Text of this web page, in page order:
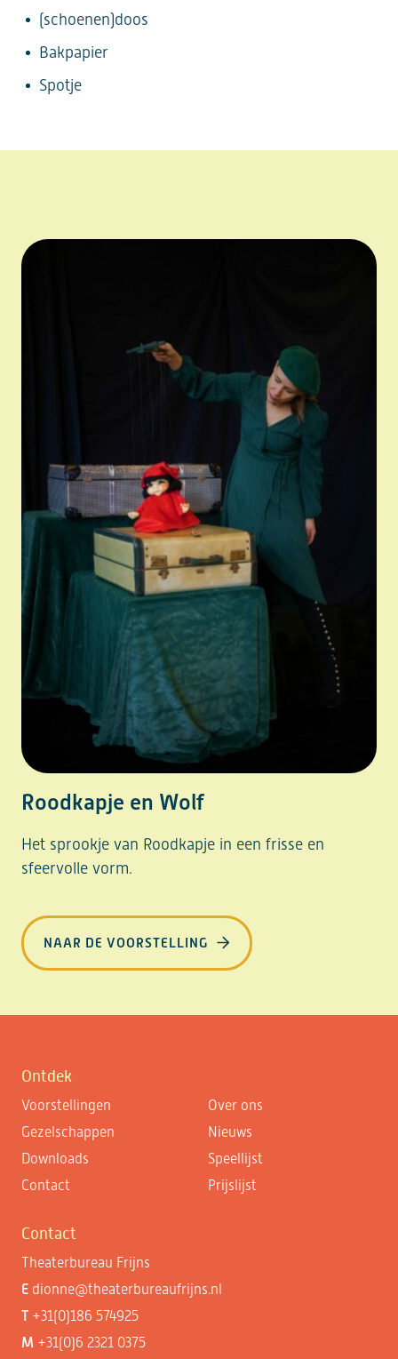
(schoenen)doos
Bakpapier
Spotje
Roodkapje en Wolf
Het sprookje van Roodkapje in een frisse en
sfeervolle vorm.
NAAR DE VOORSTELLING
Ontdek
Voorstellingen
Over ons
Gezelschappen
Nieuws
Downloads
Speellijst
Contact
Prijslijst
Contact
Theaterbureau Frijns
E dionne@theaterbureaufrijns.nl
T +31(0)186 574925
M +31(0)6 2321 0375